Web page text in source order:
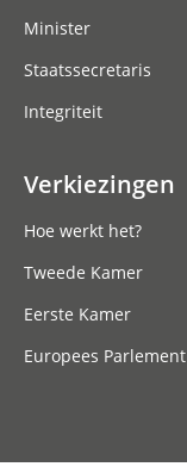
Minister
Staatssecretaris
Integriteit
Verkiezingen
Hoe werkt het?
Tweede Kamer
Eerste Kamer
Europees Parlement